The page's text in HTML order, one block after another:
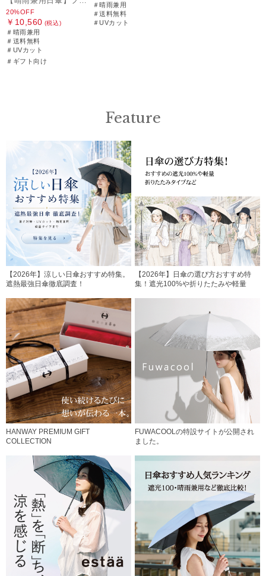
20%OFF
￥10,560 (税込)
＃晴雨兼用
＃送料無料
＃UVカット
＃ギフト向け
＃晴雨兼用
＃送料無料
＃UVカット
Feature
【2026年】涼しい日傘おすすめ特集。
遮熱最強日傘徹底調査！
【2026年】日傘の選び方おすすめ特
集！遮光100%や折りたたみや軽量
HANWAY PREMIUM GIFT
COLLECTION
FUWACOOLの特設サイトが公開され
ました。